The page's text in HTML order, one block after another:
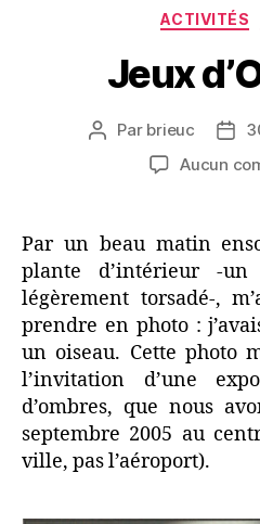
ACTIVITÉS
Jeux
Auteur
Par brieuc
Date
Aucun
Par un beau matin
plante d’intérieur -
légèrement torsadé-,
prendre en photo :
un oiseau. Cette photo
l’invitation d’une
d’ombres, que nous
septembre 2005 au
ville, pas l’aéroport).